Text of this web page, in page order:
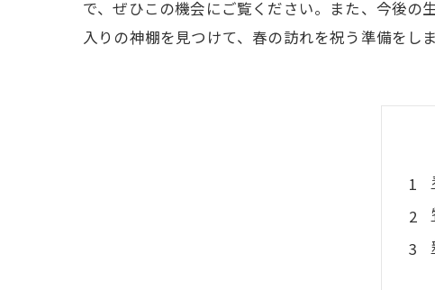
で、ぜひこの機会にご覧ください。また、今後の
入りの神棚を見つけて、春の訪れを祝う準備をしま